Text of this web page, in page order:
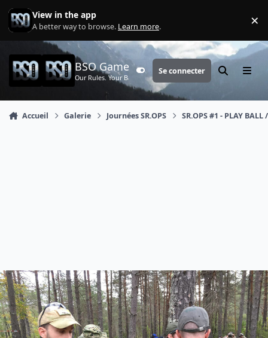
Aller au contenu
View in the app
A better way to browse. Learn more. ×
BSO Games
Our Rules. Your Battle.Customizer
Se connecter Rechercher
Menu
Accueil Galerie Journées SR.OPS SR.OPS #1 - PLAY